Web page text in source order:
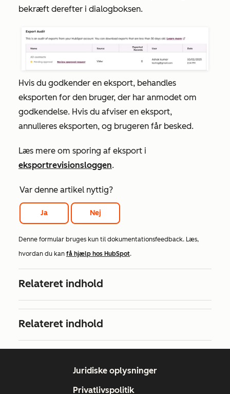
bekræft derefter i dialogboksen.
Hvis du godkender en eksport, behandles
eksporten for den bruger, der har anmodet om
godkendelse. Hvis du afviser en eksport,
annulleres eksporten, og brugeren får besked.
Læs mere om sporing af eksport i
eksportrevisionsloggen.
Var denne artikel nyttig?
Ja Nej
Denne formular bruges kun til dokumentationsfeedback. Læs,
hvordan du kan få hjælp hos HubSpot.
Relateret indhold
Relateret indhold
Juridiske oplysninger
Privatlivspolitik